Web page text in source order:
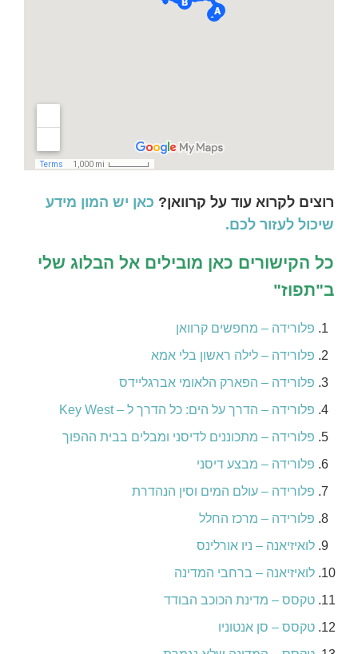
רוצים לקרוא עוד על קרוואן? כאן יש המון מידע
שיכול לעזור לכם.
כל הקישורים כאן מובילים אל הבלוג שלי
ב"תפוז"
פלורידה – מחפשים קרוואן
פלורידה – לילה ראשון בלי אמא
פלורידה – הפארק הלאומי אברגליידס
פלורידה – הדרך על הים: כל הדרך ל – Key West
פלורידה – מתכוננים לדיסני ומבלים בבית ההפוך
פלורידה – מבצע דיסני
פלורידה – עולם המים וסין הנהדרת
פלורידה – מרכז החלל
לואיזיאנה – ניו אורלינס
לואיזיאנה – ברחבי המדינה
טקסס – מדינת הכוכב הבודד
טקסס – סן אנטוניו